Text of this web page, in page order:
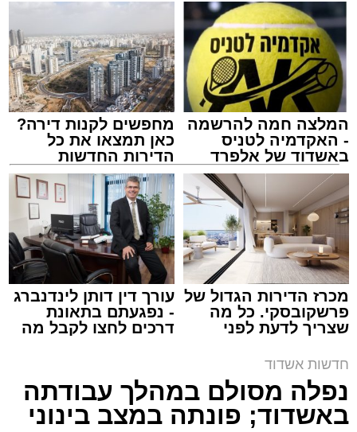
צילום: דוברות איחוד הצלה
מערכת האתר / 15:39 07.08.26
איחוד הצלה הצלה
אירוע דרמטי הסתיים בנס רפואי באשדוד, לאחר
שגבר בן 56 התמוטט בביתו שבאחד הרחובות
ברובע י"א בעיר, כתוצאה מאירוע פתאומי שגרם
המלצה חמה להרשמה
- האקדמיה לטניס
באשדוד של אלפרד
קריאולנסקי - לילדים
מחפשים לקנות דירה?
כאן תמצאו את כל
הדירות החדשות
למכירה באשדוד >>>
מכרז הדירות הגדול של
פרשקובסקי. כל מה
שצריך לדעת לפני
באשדוד
עורך דין דותן לינדנברג
- נפגעתם בתאונת
דרכים לחצו לקבל מה
חדשות אשדוד
נפלה מסולם במהלך עבודתה
באשדוד; פונתה במצב בינוני